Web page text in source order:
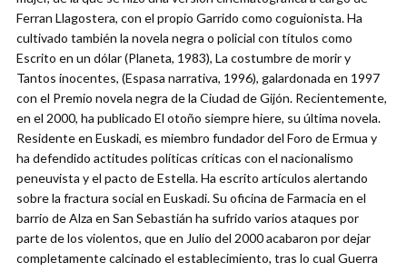
Ferran Llagostera, con el propio Garrido como coguionista. Ha
cultivado también la novela negra o policial con títulos como
Escrito en un dólar (Planeta, 1983), La costumbre de morir y
Tantos inocentes, (Espasa narrativa, 1996), galardonada en 1997
con el Premio novela negra de la Ciudad de Gijón. Recientemente,
en el 2000, ha publicado El otoño siempre hiere, su última novela.
Residente en Euskadi, es miembro fundador del Foro de Ermua y
ha defendido actitudes políticas críticas con el nacionalismo
peneuvista y el pacto de Estella. Ha escrito artículos alertando
sobre la fractura social en Euskadi. Su oficina de Farmacia en el
barrio de Alza en San Sebastián ha sufrido varios ataques por
parte de los violentos, que en Julio del 2000 acabaron por dejar
completamente calcinado el establecimiento, tras lo cual Guerra